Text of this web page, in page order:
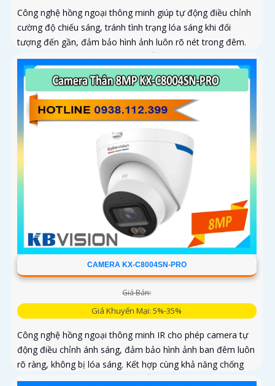
Công nghệ hồng ngoại thông minh giúp tự động điều chỉnh
cường độ chiếu sáng, tránh tình trạng lóa sáng khi đối
tượng đến gần, đảm bảo hình ảnh luôn rõ nét trong đêm.
Bên cạnh đó, công nghệ giảm nhiễu 3DNR và chống ngược
sáng DWDR giúp camera tái tạo màu sắc chính xác và rõ
ràng trong mọi điều kiện ánh sáng phức tạp như ngược
sáng mạnh hay thiếu sáng
CAMERA KX-C8004SN-PRO
Giá Bán:
Giá Khuyến Mại: 5%-35%
Công nghệ hồng ngoại thông minh IR cho phép camera tự
động điều chỉnh ánh sáng, đảm bảo hình ảnh ban đêm luôn
rõ ràng, không bị lóa sáng. Kết hợp cùng khả năng chống
ngược sáng (DWDR) và giảm nhiễu (3DNR), hình ảnh thu